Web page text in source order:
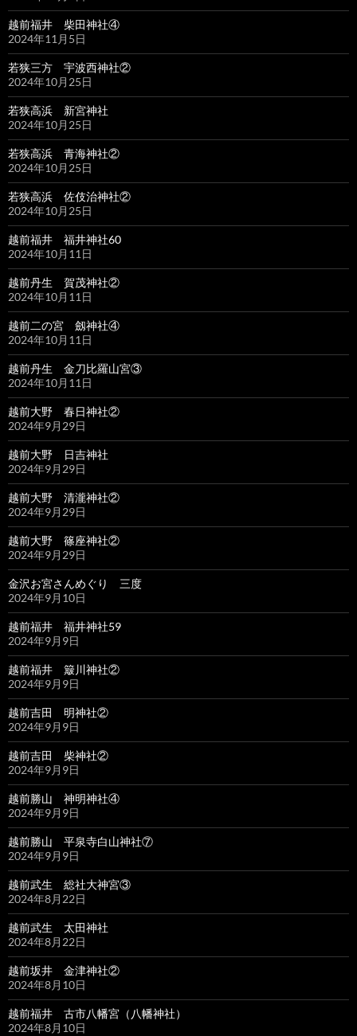
越前福井 柴田神社④
2024年11月5日
若狭三方 宇波西神社②
2024年10月25日
若狭高浜 新宮神社
2024年10月25日
若狭高浜 青海神社②
2024年10月25日
若狭高浜 佐伎治神社②
2024年10月25日
越前福井 福井神社60
2024年10月11日
越前丹生 賀茂神社②
2024年10月11日
越前二の宮 劔神社④
2024年10月11日
越前丹生 金刀比羅山宮③
2024年10月11日
越前大野 春日神社②
2024年9月29日
越前大野 日吉神社
2024年9月29日
越前大野 清瀧神社②
2024年9月29日
越前大野 篠座神社②
2024年9月29日
金沢お宮さんめぐり 三度
2024年9月10日
越前福井 福井神社59
2024年9月9日
越前福井 簸川神社②
2024年9月9日
越前吉田 明神社②
2024年9月9日
越前吉田 柴神社②
2024年9月9日
越前勝山 神明神社④
2024年9月9日
越前勝山 平泉寺白山神社⑦
2024年9月9日
越前武生 総社大神宮③
2024年8月22日
越前武生 太田神社
2024年8月22日
越前坂井 金津神社②
2024年8月10日
越前福井 古市八幡宮（八幡神社）
2024年8月10日